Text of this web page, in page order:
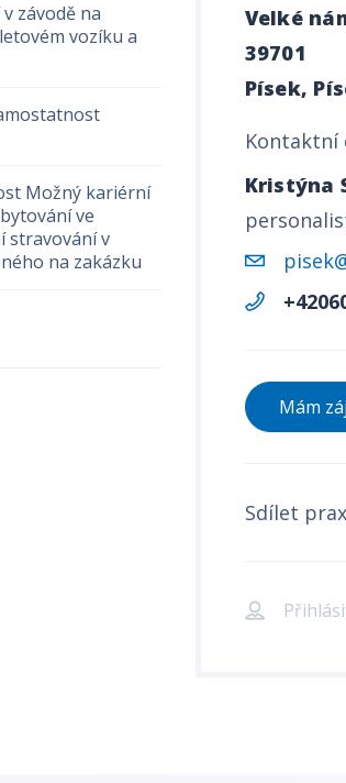
závodě na
vozíku a
Možný kariérní
ve
stravování v
na zakázku
Velké
39701
Písek,
Kontaktní
Kristýna
Mám
Sdílet